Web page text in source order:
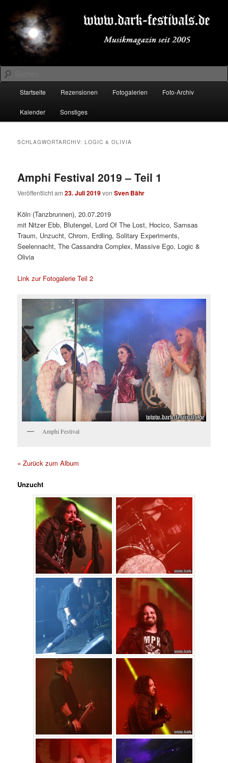
primären
Inhalt
springen
sekundären
Inhalt
springenDARK-FESTIVALS.DE
Suchen
Startseite Rezensionen Fotogalerien Foto-Archiv
Kalender Sonstiges
SCHLAGWORTARCHIV:LOGIC & OLIVIA
Amphi Festival 2019 – Teil 1
Veröffentlicht am23. Juli 2019vonSven Bähr
Köln (Tanzbrunnen), 20.07.2019
mit Nitzer Ebb, Blutengel, Lord Of The Lost, Hocico, Samsas
Traum, Unzucht, Chrom, Erdling, Solitary Experiments,
Seelennacht, The Cassandra Complex, Massive Ego, Logic &
Olivia
Link zur Fotogalerie Teil 2
Amphi Festival
« Zurück zum Album
Unzucht